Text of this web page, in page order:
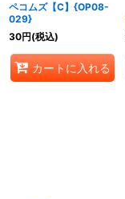
ペコムズ【C】{OP08-
029}
30円(税込)
カートに入れる